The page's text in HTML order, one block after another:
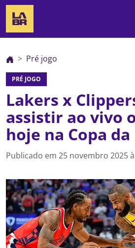
Pré jogo
PRÉ JOGO
Lakers x
assistir ao vivo
hoje na Copa da
Publicado em 25 novembro 2025